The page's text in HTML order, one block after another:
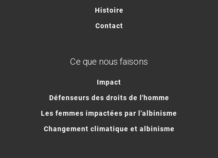
Histoire
Contact
Ce que nous faisons
Impact
Défenseurs des droits de l'homme
Les femmes impactées par l'albinisme
Changement climatique et albinisme